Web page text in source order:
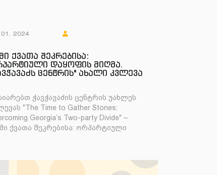
01. 2024
ქვათა შეკრებისა:
დაყოფის მიღმა.
ცენტრის" ახალი კვლევა
ჭავჭავაძის ცენტრის უახლეს
"The Time to Gather Stones:
Georgia’s Two-party Divide" –
ქვათა შეკრებისა: ორპარტიული